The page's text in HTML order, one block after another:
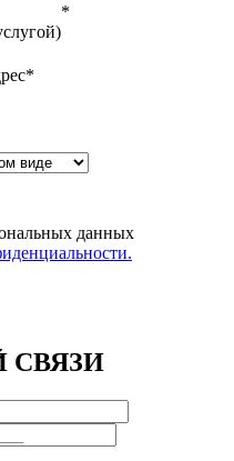
*
*
данных
СВЯЗИ